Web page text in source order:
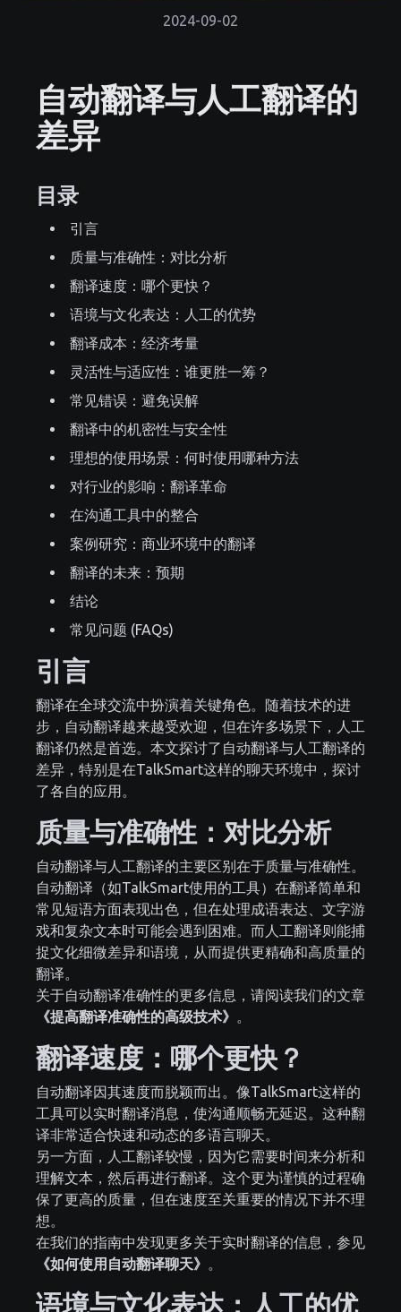
2024-09-02
自动翻译与人工翻译的
差异
目录
引言
质量与准确性：对比分析
翻译速度：哪个更快？
语境与文化表达：人工的优势
翻译成本：经济考量
灵活性与适应性：谁更胜一筹？
常见错误：避免误解
翻译中的机密性与安全性
理想的使用场景：何时使用哪种方法
对行业的影响：翻译革命
在沟通工具中的整合
案例研究：商业环境中的翻译
翻译的未来：预期
结论
常见问题 (FAQs)
引言
翻译在全球交流中扮演着关键角色。随着技术的进
步，自动翻译越来越受欢迎，但在许多场景下，人工
翻译仍然是首选。本文探讨了自动翻译与人工翻译的
差异，特别是在TalkSmart这样的聊天环境中，探讨
了各自的应用。
质量与准确性：对比分析
自动翻译与人工翻译的主要区别在于质量与准确性。
自动翻译（如TalkSmart使用的工具）在翻译简单和
常见短语方面表现出色，但在处理成语表达、文字游
戏和复杂文本时可能会遇到困难。而人工翻译则能捕
捉文化细微差异和语境，从而提供更精确和高质量的
翻译。
关于自动翻译准确性的更多信息，请阅读我们的文章
《提高翻译准确性的高级技术》
翻译速度：哪个更快？
自动翻译因其速度而脱颖而出。像TalkSmart这样的
工具可以实时翻译消息，使沟通顺畅无延迟。这种翻
译非常适合快速和动态的多语言聊天。
另一方面，人工翻译较慢，因为它需要时间来分析和
理解文本，然后再进行翻译。这个更为谨慎的过程确
保了更高的质量，但在速度至关重要的情况下并不理
想。
在我们的指南中发现更多关于实时翻译的信息，参见
《如何使用自动翻译聊天》
语境与文化表达：人工的优